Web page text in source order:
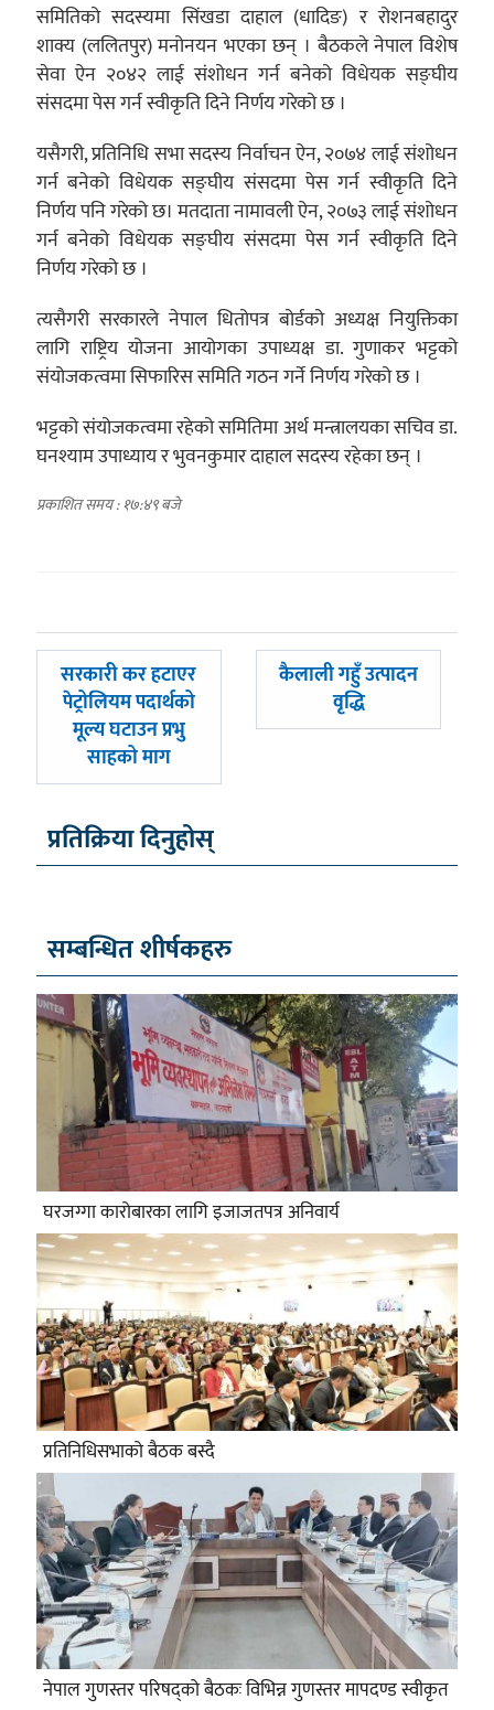
समितिको सदस्यमा सिंखडा दाहाल (धादिङ) र रोशनबहादुर
शाक्य (ललितपुर) मनोनयन भएका छन् । बैठकले नेपाल विशेष
सेवा ऐन २०४२ लाई संशोधन गर्न बनेको विधेयक सङ्घीय
संसदमा पेस गर्न स्वीकृति दिने निर्णय गरेको छ ।
यसैगरी, प्रतिनिधि सभा सदस्य निर्वाचन ऐन, २०७४ लाई संशोधन
गर्न बनेको विधेयक सङ्घीय संसदमा पेस गर्न स्वीकृति दिने
निर्णय पनि गरेको छ। मतदाता नामावली ऐन, २०७३ लाई संशोधन
गर्न बनेको विधेयक सङ्घीय संसदमा पेस गर्न स्वीकृति दिने
निर्णय गरेको छ ।
त्यसैगरी सरकारले नेपाल धितोपत्र बोर्डको अध्यक्ष नियुक्तिका
लागि राष्ट्रिय योजना आयोगका उपाध्यक्ष डा. गुणाकर भट्टको
संयोजकत्वमा सिफारिस समिति गठन गर्ने निर्णय गरेको छ ।
भट्टको संयोजकत्वमा रहेको समितिमा अर्थ मन्त्रालयका सचिव डा.
घनश्याम उपाध्याय र भुवनकुमार दाहाल सदस्य रहेका छन् ।
प्रकाशित समय : १७:४९ बजे
पछिल्लाे
-
सरकारी कर हटाएर
पेट्रोलियम पदार्थको
मूल्य घटाउन प्रभु
साहको माग
अघिल्लाे
कैलाली गहुँ उत्पादन
वृद्धि
प्रतिक्रिया दिनुहोस्
सम्बन्धित शीर्षकहरु
घरजग्गा कारोबारका लागि इजाजतपत्र अनिवार्य
प्रतिनिधिसभाको बैठक बस्दै
नेपाल गुणस्तर परिषद्को बैठकः विभिन्न गुणस्तर मापदण्ड स्वीकृत